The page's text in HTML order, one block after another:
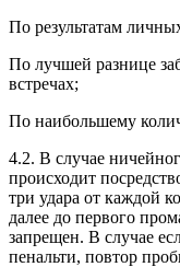
По результатам
По лучшей разнице
встречах;
По наибольшему
4.2. В случае
происходит
три удара от каждой
далее до первого
запрещен. В случае
пенальти, повтор